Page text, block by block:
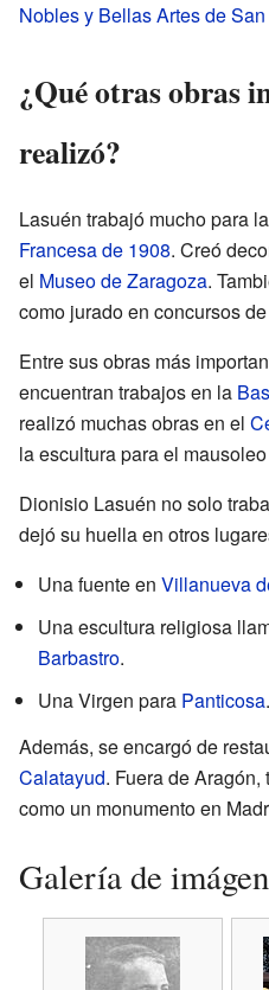
Nobles y Bellas Artes de
¿Qué otras obras
realizó?
Lasuén trabajó mucho para la
Francesa de 1908. Creó
el Museo de Zaragoza.
como jurado en concursos
Entre sus obras más
encuentran trabajos en la
realizó muchas obras en el
la escultura para el
Dionisio Lasuén no solo
dejó su huella en otros
Una fuente en Villanueva
Una escultura religiosa
Barbastro.
Una Virgen para Panticosa.
Además, se encargó de
Calatayud. Fuera de
como un monumento en
Galería de